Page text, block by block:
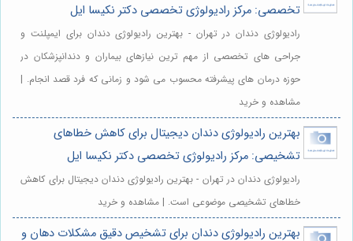
تخصصی: مرکز رادیولوژی تخصصی دکتر نکیسا ایل
رادیولوژی دندان در تهران - بهترین رادیولوژی دندان برای ایمپلنت و
جراحی های تخصصی از مهم ترین نیازهای بیماران و دندانپزشکان در
حوزه درمان های پیشرفته محسوب می شود و زمانی که فرد قصد انجام. |
مشاهده و خرید
بهترین رادیولوژی دندان دیجیتال برای کاهش خطاهای
تشخیصی: مرکز رادیولوژی تخصصی دکتر نکیسا ایل
رادیولوژی دندان در تهران - بهترین رادیولوژی دندان دیجیتال برای کاهش
خطاهای تشخیصی موضوعی است. | مشاهده و خرید
بهترین رادیولوژی دندان برای تشخیص دقیق مشکلات دهان و